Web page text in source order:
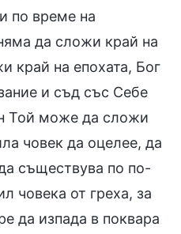
по време на
да сложи край на
край на епохата, Бог
и съд със Себе
Той може да сложи
човек да оцелее, да
съществува по по-
човека от греха, за
да изпада в поквара